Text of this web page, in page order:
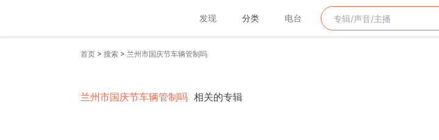
发现 分类 电台
首页 > 搜索 > 兰州市国庆节车辆管制吗
兰州市国庆节车辆管制吗 相关的专辑